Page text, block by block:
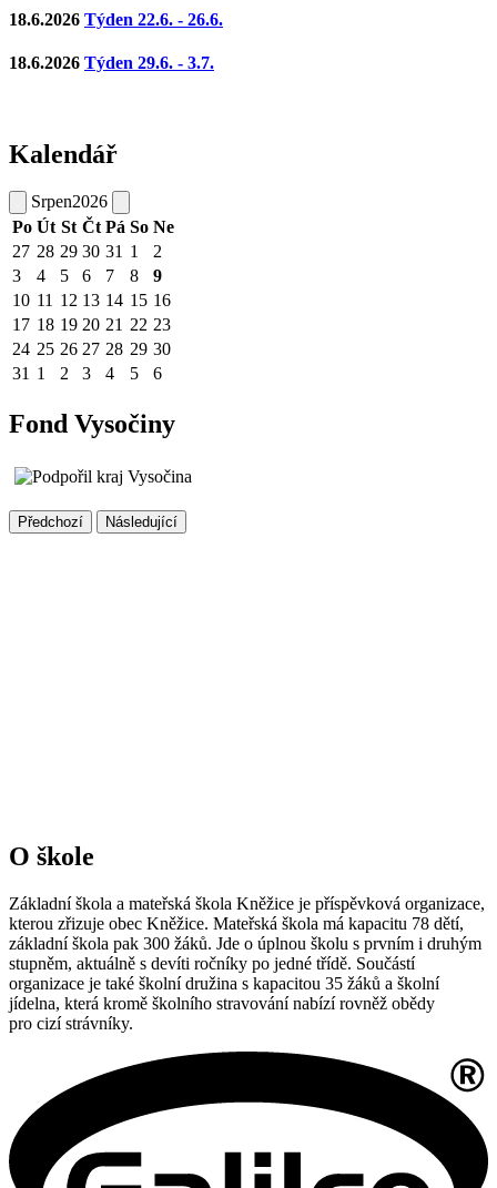
18.6.2026 Týden 22.6. - 26.6.
18.6.2026 Týden 29.6. - 3.7.
Kalendář
Srpen2026
Po Út St Čt Pá So Ne
27 28 29 30 31 1
2
3
4 5 6 7 8
9
10 11 12 13 14 15 16
17 18 19 20 21 22 23
24 25 26 27 28 29 30
31 1 2 3 4 5 6
Fond Vysočiny
Předchozí Následující
O škole
Základní škola a mateřská škola Kněžice je příspěvková organizace,
kterou zřizuje obec Kněžice. Mateřská škola má kapacitu 78 dětí,
základní škola pak 300 žáků. Jde o úplnou školu s prvním i druhým
stupněm, aktuálně s devíti ročníky po jedné třídě. Součástí
organizace je také školní družina s kapacitou 35 žáků a školní
jídelna, která kromě školního stravování nabízí rovněž obědy
pro cizí strávníky.